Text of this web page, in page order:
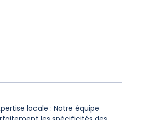
locale : Notre équipe